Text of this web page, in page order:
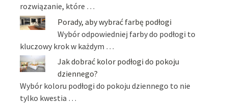
rozwiązanie, które …
Porady, aby wybrać farbę podłogi
Wybór odpowiedniej farby do podłogi to
kluczowy krok w każdym …
Jak dobrać kolor podłogi do pokoju
dziennego?
Wybór koloru podłogi do pokoju dziennego to nie
tylko kwestia …